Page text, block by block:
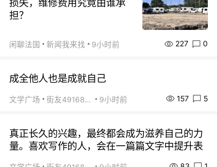
损失，维修费用究竟由谁承
担？
闲聊法国 新闻我来找 9小时前 227 0
成全他人也是成就自己
文学广场 街友49168527 9小时前 157 5
真正长久的兴趣，最终都会成为滋养自己的力
量。喜欢写作的人，会在一篇篇文字中提升表